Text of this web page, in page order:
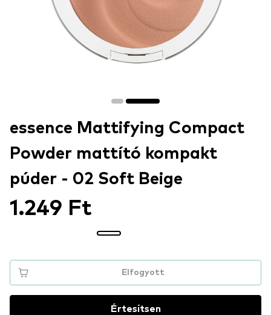
essence Mattifying Compact
Powder mattító kompakt
púder - 02 Soft Beige
1.249 Ft
Elfogyott
Értesítsen